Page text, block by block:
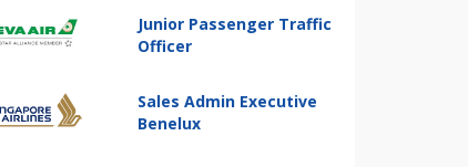
Junior Passenger Traffic
Officer
Sales Admin Executive
Benelux